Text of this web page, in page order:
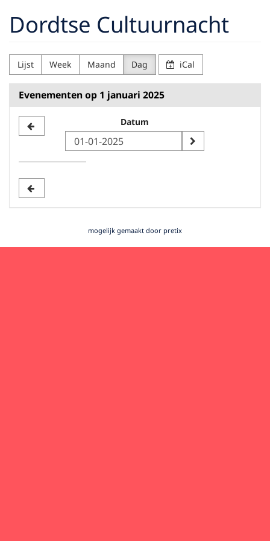
hoofdinhoud
Dordtse Cultuurnacht
Lijst Week Maand Dag iCal
Evenementen op 1 januari 2025
een
datum
geven
Datum
mogelijk gemaakt door pretix